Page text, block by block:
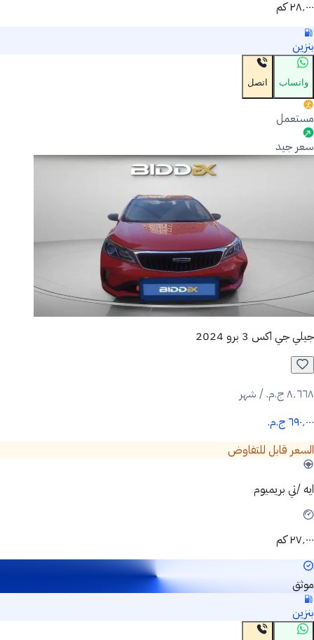
٢٨٬٠٠٠ كم
بنزين
واتساب اتصل
مستعمل
سعر جيد
جيلي جي اكس 3 برو 2024
٨٬٦٦٨ ج.م.‏ / شهر
٦٩٠٬٠٠٠ ج.م.‏
السعر قابل للتفاوض
ايه /تي بريميوم
٢٧٬٠٠٠ كم
موثق
بنزين